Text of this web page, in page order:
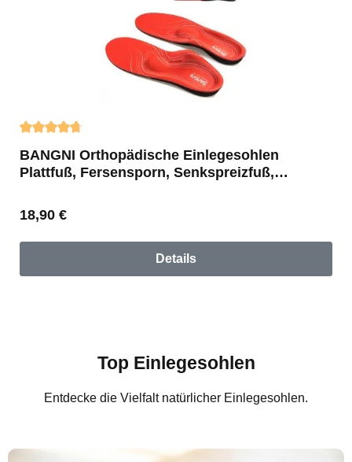
Durchschnittliche Bewertung von 4.73 von 5 Sternen
BANGNI Orthopädische Einlegesohlen
Plattfuß, Fersensporn, Senkspreizfuß,
Regulärer Preis:
18,90 €
Details
Top Einlegesohlen
Entdecke die Vielfalt natürlicher Einlegesohlen.